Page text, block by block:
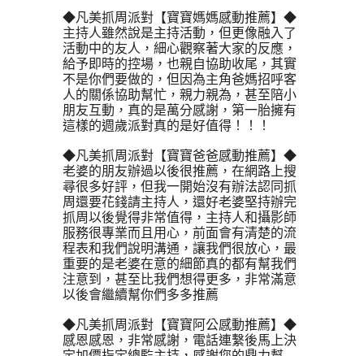
◆凡美抓周派對【寶寶媽媽感動推薦】◆
主持人雖然說是主持活動，但更像融入了
活動中的友人，細心觀察著大家的反應，
給予即時的控場，也親自協助收尾，其實
不是你們要做的，但因為主角爸媽招呼客
人的關係協助幫忙，親力親為，甚至陪小
朋友互動，真的是萬分感謝，第一胎擁有
這樣的週歲派對真的是好值得！！！
◆凡美抓周派對【寶寶爸爸感動推薦】◆
老婆的朋友辦過以後很推薦，在網路上搜
尋很多好評，但我一開始沒有辦法認同抓
周還要花錢請主持人，還好老婆堅持辦完
抓周以後覺得非常值得，主持人和攝影師
服務很專業而且用心，前面會有清楚的流
程表和我們說明溝通，讓我們很放心，最
重要的是老婆在意的細節真的都有幫我們
注意到，甚至比我們想得更多，非常滿意
以後會繼續幫你們多多推薦
◆凡美抓周派對【寶寶阿公感動推薦】◆
感恩感恩，非常感謝，電話連繫後馬上決